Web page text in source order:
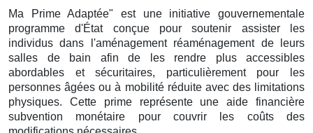
Ma Prime Adaptée" est une initiative gouvernementale
programme d'État conçue pour soutenir assister les
individus dans l'aménagement réaménagement de leurs
salles de bain afin de les rendre plus accessibles
abordables et sécuritaires, particulièrement pour les
personnes âgées ou à mobilité réduite avec des limitations
physiques. Cette prime représente une aide financière
subvention monétaire pour couvrir les coûts des